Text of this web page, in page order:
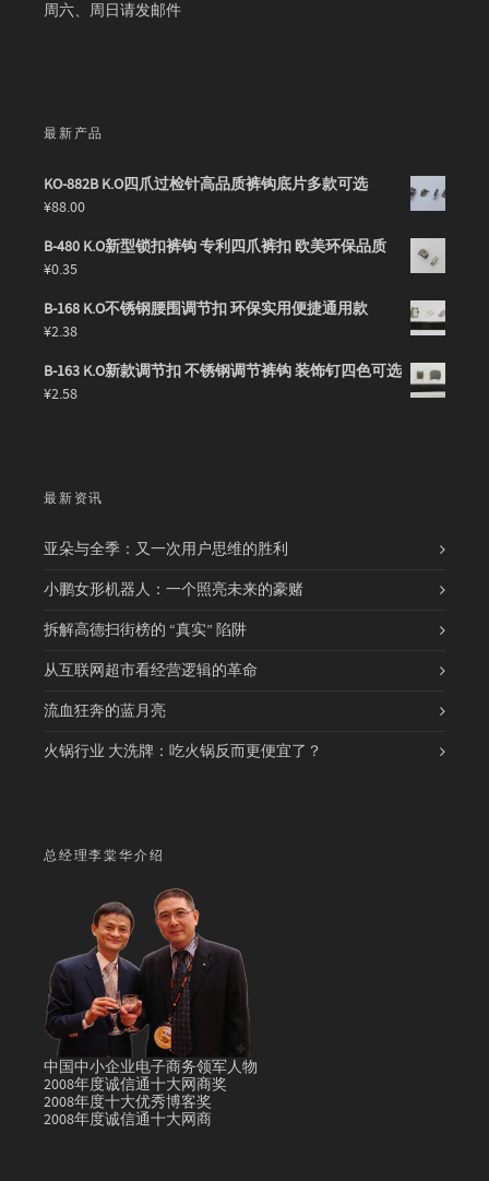
周六、周日请发邮件
最新产品
KO-882B K.O四爪过检针高品质裤钩底片多款可选
¥88.00
B-480 K.O新型锁扣裤钩 专利四爪裤扣 欧美环保品质
¥0.35
B-168 K.O不锈钢腰围调节扣 环保实用便捷通用款
¥2.38
B-163 K.O新款调节扣 不锈钢调节裤钩 装饰钉四色可选
¥2.58
最新资讯
亚朵与全季：又一次用户思维的胜利
小鹏女形机器人：一个照亮未来的豪赌
拆解高德扫街榜的 “真实” 陷阱
从互联网超市看经营逻辑的革命
流血狂奔的蓝月亮
火锅行业 大洗牌：吃火锅反而更便宜了？
总经理李棠华介绍
中国中小企业电子商务领军人物
2008年度诚信通十大网商奖
2008年度十大优秀博客奖
2008年度诚信通十大网商